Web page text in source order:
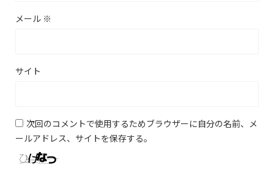
メール ※
サイト
次回のコメントで使用するためブラウザーに自分の名前、メ
ールアドレス、サイトを保存する。